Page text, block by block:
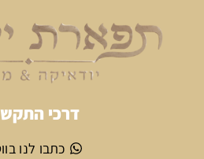
דרכי
כתבו לנו